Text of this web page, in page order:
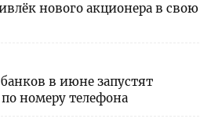
нового акционера в свою
в июне запустят
номеру телефона